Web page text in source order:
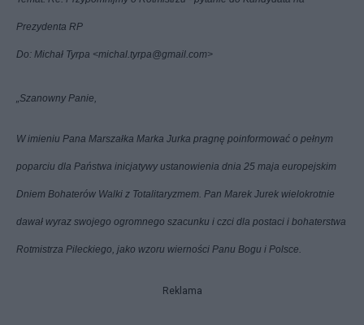
Prezydenta RP
Do: Michał Tyrpa <michal.tyrpa@gmail.com>
„Szanowny Panie,
W imieniu Pana Marszałka Marka Jurka pragnę poinformować o pełnym
poparciu dla Państwa inicjatywy ustanowienia dnia 25 maja europejskim
Dniem Bohaterów Walki z Totalitaryzmem. Pan Marek Jurek wielokrotnie
dawał wyraz swojego ogromnego szacunku i czci dla postaci i bohaterstwa
Rotmistrza Pileckiego, jako wzoru wierności Panu Bogu i Polsce.
Reklama